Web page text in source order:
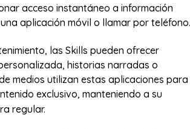
acceso instantáneo a información
aplicación móvil o llamar por teléfono.
las Skills pueden ofrecer
historias narradas o
medios utilizan estas aplicaciones para
exclusivo, manteniendo a su
regular.